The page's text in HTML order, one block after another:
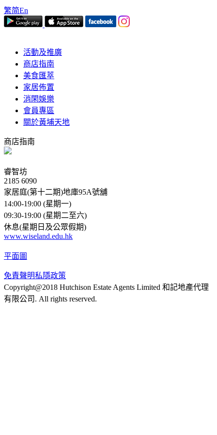
繁简En
活動及推廣
商店指南
美食匯萃
家居佈置
消閑娛樂
會員專區
關於黃埔天地
商店指南
睿智坊
2185 6090
家居庭(第十二期)地庫95A號舖
14:00-19:00 (星期一)
09:30-19:00 (星期二至六)
休息(星期日及公眾假期)
www.wiseland.edu.hk
平面圖
免責聲明私隱政策
Copyright@2018 Hutchison Estate Agents Limited 和記地產代理
有限公司. All rights reserved.